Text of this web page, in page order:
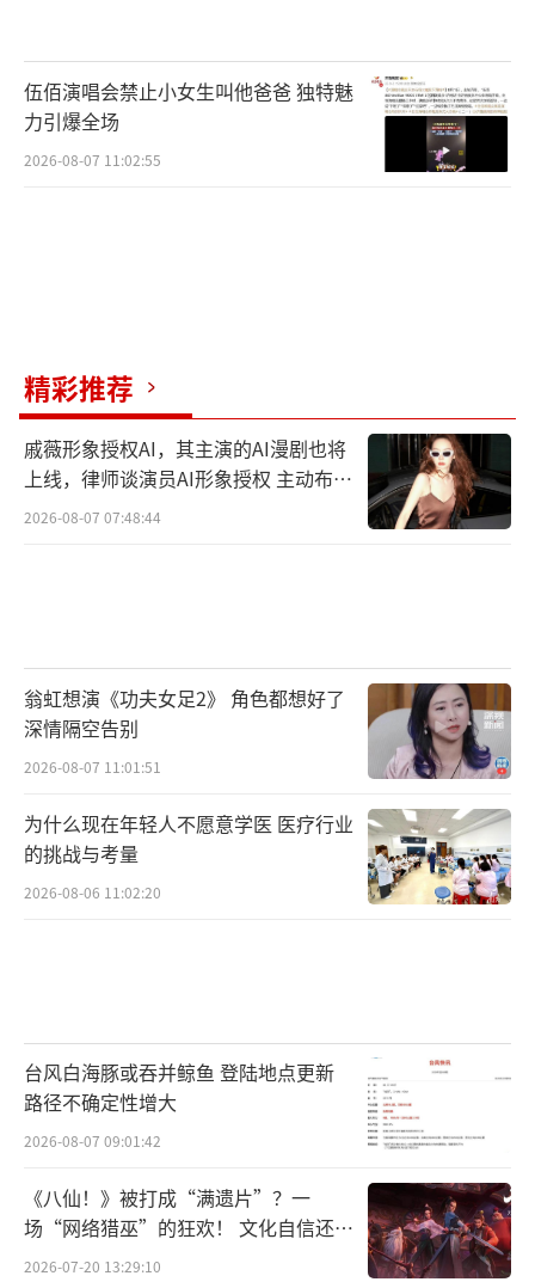
六星期，所以我们希望他完全康复后才可以演
出。医生非常专业，伤口缝合得很好，伤口只
是轻微见到一条幼线，目前他只能进食流质食
物，如粥及软绵绵的东西，如冬瓜、鸡蛋、肉
碎等等，好让腮骨骨裂位置尽量休息，等待自
伍佰演唱会禁止小女生叫他爸爸 独特魅
力引爆全场
2026-08-07 11:02:55
精彩推荐
戚薇形象授权AI，其主演的AI漫剧也将
上线，律师谈演员AI形象授权 主动布局
数字资产
2026-08-07 07:48:44
翁虹想演《功夫女足2》 角色都想好了
深情隔空告别
2026-08-07 11:01:51
为什么现在年轻人不愿意学医 医疗行业
的挑战与考量
2026-08-06 11:02:20
台风白海豚或吞并鲸鱼 登陆地点更新
路径不确定性增大
2026-08-07 09:01:42
《八仙！》被打成“满遗片”？一
场“网络猎巫”的狂欢！ 文化自信还是
焦虑？
2026-07-20 13:29:10